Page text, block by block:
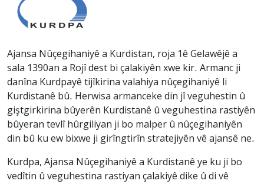
Ajansa Nûçegihaniyê a Kurdistan, roja 1ê Gelawêjê a
sala 1390an a Rojî dest bi çalakiyên xwe kir. Armanc ji
danîna Kurdpayê tijîkirina valahiya nûçegihaniyê li
Kurdistanê bû. Herwisa armanceke din jî veguhestin û
giştgirkirina bûyerên Kurdistanê û veguhestina rastiyên
bûyeran tevlî hûrgiliyan ji bo malper û nûçegihaniyên
din bû ku ew bixwe ji girîngtirîn stratejiyên vê ajansê ne.
Kurdpa, Ajansa Nûçegihaniyê a Kurdistanê ye ku ji bo
vedîtin û veguhestina rastiyan çalakiyê dike û di vê